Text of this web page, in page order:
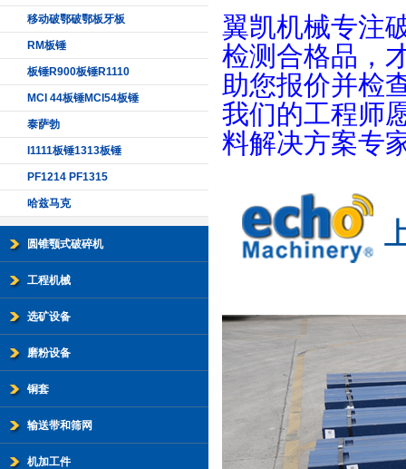
移动破鄂破鄂板牙板
RM板锤
板锤R900板锤R1110
MCI 44板锤MCI54板锤
泰萨勃
I1111板锤1313板锤
PF1214 PF1315
哈兹马克
圆锥颚式破碎机
工程机械
选矿设备
磨粉设备
铜套
输送带和筛网
机加工件
翼凯机械专注
检测合格品，
助您报价并检
我们的工程师
料解决方案专